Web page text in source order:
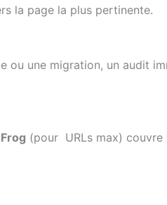
la page la plus pertinente.
ou une migration, un audit
(pour URLs max) couvre